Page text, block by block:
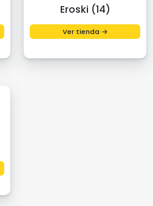
Eroski (14)
Ver tienda →